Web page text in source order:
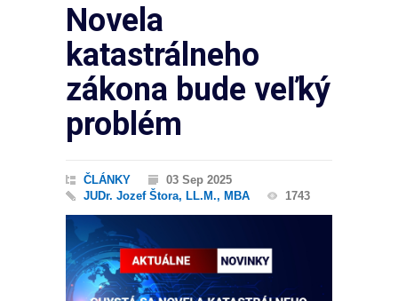
Novela
katastrálneho
zákona bude veľký
problém
ČLÁNKY
03 Sep 2025
JUDr. Jozef Štora, LL.M., MBA
1743